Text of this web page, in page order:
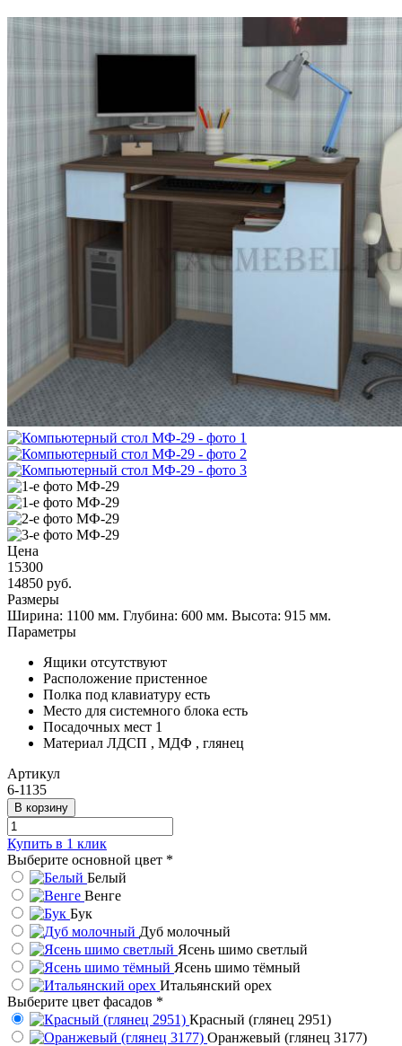
Цена
15300
14850 руб.
Размеры
Ширина: 1100 мм. Глубина: 600 мм. Высота: 915 мм.
Параметры
Ящики отсутствуют
Расположение пристенное
Полка под клавиатуру есть
Место для системного блока есть
Посадочных мест 1
Материал ЛДСП , МДФ , глянец
Артикул
6-1135
В корзину
Купить в 1 клик
Выберите основной цвет *
Белый
Венге
Бук
Дуб молочный
Ясень шимо светлый
Ясень шимо тёмный
Итальянский орех
Выберите цвет фасадов *
Красный (глянец 2951)
Оранжевый (глянец 3177)